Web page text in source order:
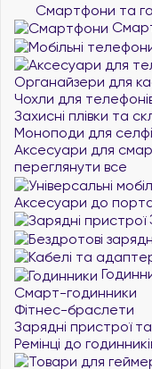
Смартфони та
Органайзери для
Чохли для
Захисні плівки та
Моноподи для селфі
Аксесуари для
переглянути все
Аксесуари до
Смарт-годинники
Фітнес-браслети
Зарядні пристрої
Ремінці до